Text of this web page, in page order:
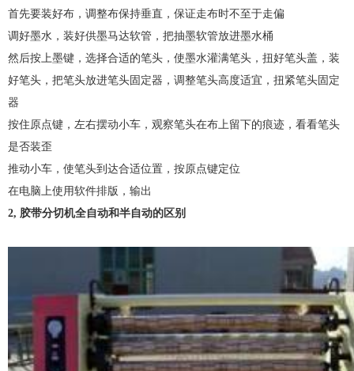
首先要装好布，调整布保持垂直，保证走布时不至于走偏
调好墨水，装好供墨马达软管，把抽墨软管放进墨水桶
然后按上墨键，选择合适的笔头，使墨水灌满笔头，扭好笔头盖，装
好笔头，把笔头放进笔头固定器，调整笔头高度适宜，扭紧笔头固定
器
按住原点键，左右摆动小车，观察笔头在布上留下的痕迹，看看笔头
是否装歪
推动小车，使笔头到达合适位置，按原点键定位
在电脑上使用软件排版，输出
2, 胶带分切机全自动和半自动的区别